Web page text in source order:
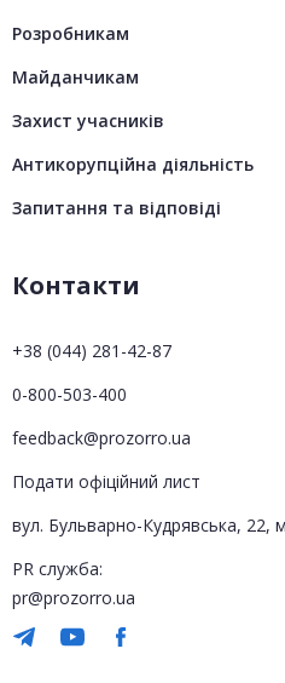
Розробникам
Майданчикам
Захист учасників
Антикорупційна діяльність
Запитання та відповіді
Контакти
+38 (044) 281-42-87
0-800-503-400
feedback@prozorro.ua
Подати офіційний лист
вул. Бульварно-Кудрявська, 22,
PR служба:
pr@prozorro.ua